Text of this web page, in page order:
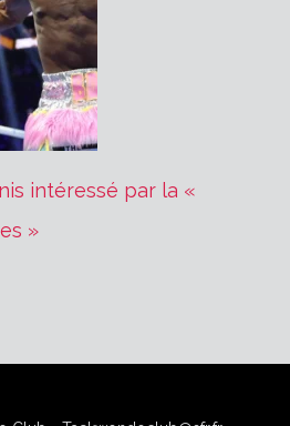
intéressé par la «
»